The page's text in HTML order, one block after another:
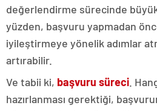
değerlendirme sürecinde
yüzden, başvuru yapmadan
iyileştirmeye yönelik adımlar
artırabilir.
Ve tabii ki, başvuru süreci .
hazırlanması gerektiği,